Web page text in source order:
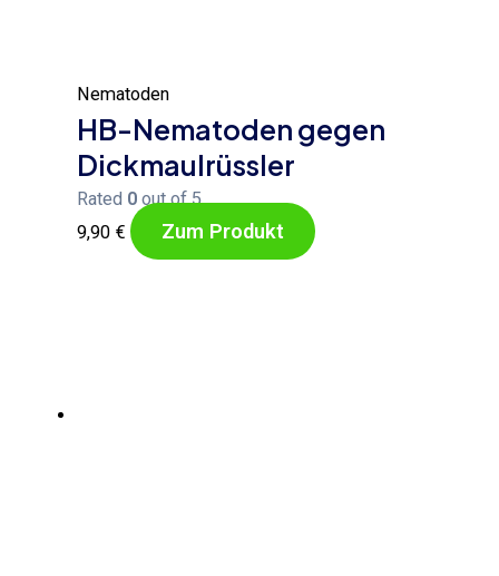
Nematoden
HB-Nematoden gegen
Dickmaulrüssler
Rated 0 out of 5
9,90 € Zum Produkt